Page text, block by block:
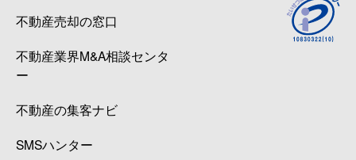
不動産売却の窓口
不動産業界M&A相談センタ
ー
不動産の集客ナビ
SMSハンター